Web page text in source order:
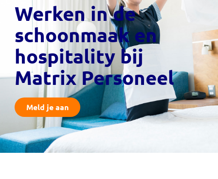
Werken in de
schoonmaak en
hospitality bij
Matrix Personeel
Meld je aan